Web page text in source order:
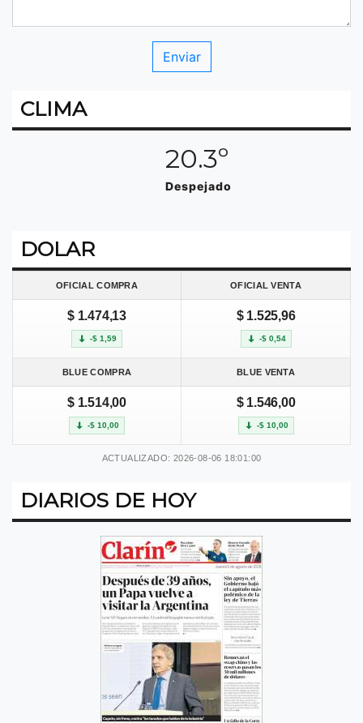
CLIMA
20.3º
Despejado
DOLAR
OFICIAL COMPRA OFICIAL VENTA
$ 1.474,13
-$ 1,59
$ 1.525,96
-$ 0,54
BLUE COMPRA BLUE VENTA
$ 1.514,00
-$ 10,00
$ 1.546,00
-$ 10,00
ACTUALIZADO: 2026-08-06 18:01:00
DIARIOS DE HOY